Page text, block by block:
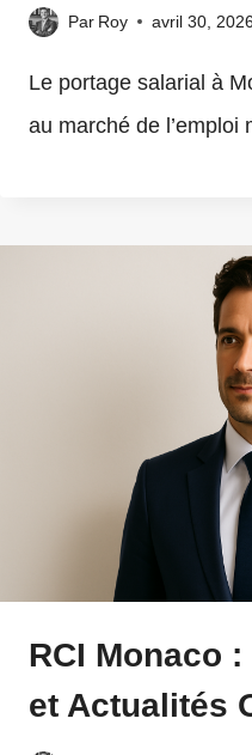
Par Roy avril 30, 2026
Le portage salarial à
au marché de
RCI Monaco
et Actualités